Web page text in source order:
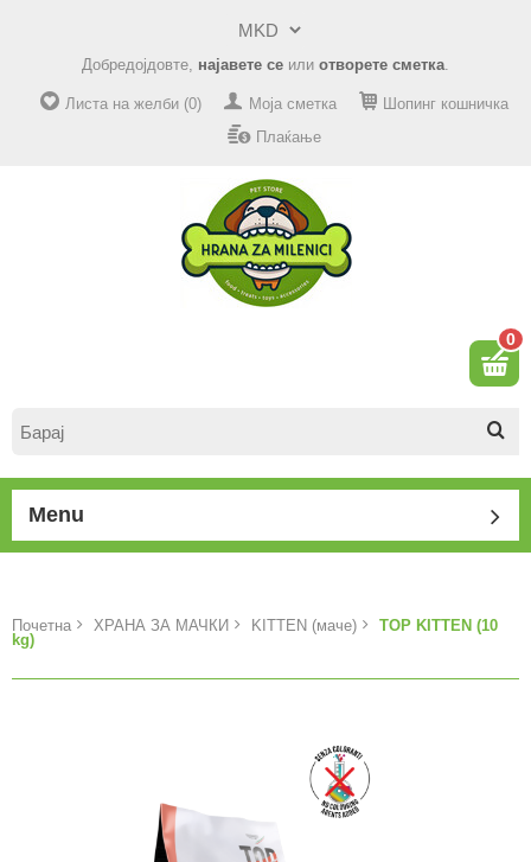
Добредојдовте, најавете се или отворете сметка.
Листа на желби (0) Моја сметка
Шопинг кошничка
Плаќање
0
Menu
Почетна ХРАНА ЗА МАЧКИ KITTEN (маче)
TOP KITTEN (10
kg)